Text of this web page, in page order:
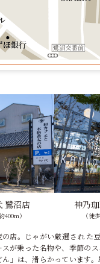
鷺沼店
400m）
店。じゃがい
スが乗った名物
」は、滑らか
神乃
（徒
厳選された
や、季節の
っています